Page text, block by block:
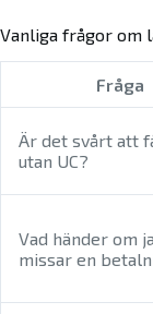
Vanliga frågor om
Fråga
Är det svårt att
utan UC?
Vad händer om
missar en